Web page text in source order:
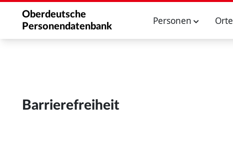
Oberdeutsche
Personendatenbank
Personen
Barrierefreiheit